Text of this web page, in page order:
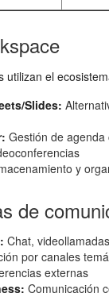
utilizan el
Slides:
Gestión de agenda
y
de
Chat,
por canales
externas
Comunicación